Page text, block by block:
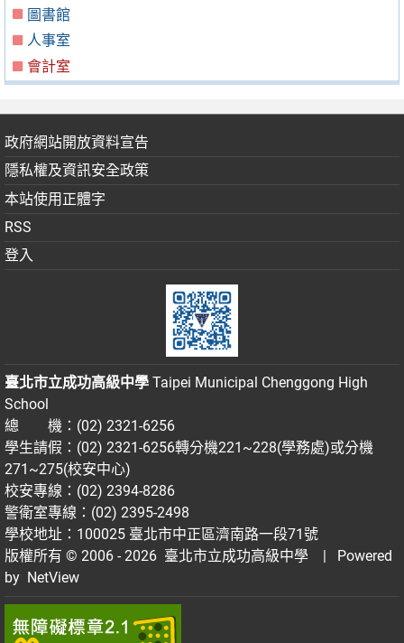
圖書館
人事室
會計室
政府網站開放資料宣告
隱私權及資訊安全政策
本站使用正體字
RSS
登入
臺北市立成功高級中學 Taipei Municipal Chenggong High
School
總 機：(02) 2321-6256
學生請假：(02) 2321-6256轉分機221~228(學務處)或分機
271~275(校安中心)
校安專線：(02) 2394-8286
警衛室專線：(02) 2395-2498
學校地址：100025 臺北市中正區濟南路一段71號
版權所有 © 2006 - 2026 臺北市立成功高級中學
| Powered
by NetView